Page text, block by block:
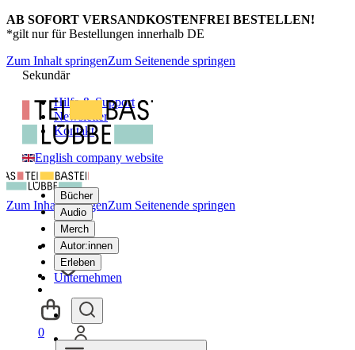
AB SOFORT VERSANDKOSTENFREI BESTELLEN!
*gilt nur für Bestellungen innerhalb DE
Zum Inhalt springenZum Seitenende springen
Sekundär
Hilfe & Support
Newsletter
Kontakt
English company website
Bücher
Audio
Merch
Autor:innen
Erleben
Unternehmen
Zum Inhalt springenZum Seitenende springen
0